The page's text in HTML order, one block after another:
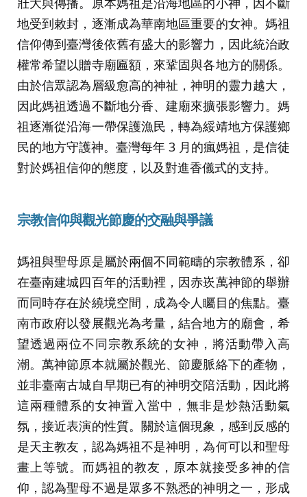
地受到敕封，逐漸成為華南地區重要的女神。媽祖
信仰傳到臺灣後依舊有盛大的影響力，因此統治政
權常希望以贈寺廟匾額，來鞏固與各地方的關係。
由於信眾認為層級愈高的神祉，神明的靈力越大，
因此媽祖透過不斷地分香、建廟來擴張影響力。媽
祖逐漸從沿海一帶保護漁民，轉為綏靖地方保護鄉
民的地方守護神。臺灣每年 3 月的瘋媽祖，是信徒
對於媽祖信仰的態度，以及對進香儀式的支持。
宗教信仰與觀光節慶的交融與爭議
媽祖與聖母原是屬於兩個不同範疇的宗教體系，卻
在臺南建城四百年的活動裡，因赤崁萬神節的舉辦
而同時存在於繞境空間，成為令人矚目的焦點。臺
南市政府以發展觀光為考量，結合地方的廟會，希
望透過兩位不同宗教系統的女神，將活動帶入高
潮。萬神節原本就屬於觀光、節慶脈絡下的產物，
並非臺南古城自早期已有的神明交陪活動，因此將
這兩種體系的女神置入當中，無非是炒熱活動氣
氛，接近表演的性質。關於這個現象，感到反感的
是天主教友，認為媽祖不是神明，為何可以和聖母
畫上等號。而媽祖的教友，原本就接受多神的信
仰，認為聖母不過是眾多不熟悉的神明之一，形成